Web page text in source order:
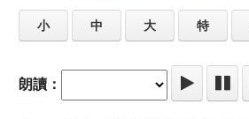
小 中 大 特
朗讀：